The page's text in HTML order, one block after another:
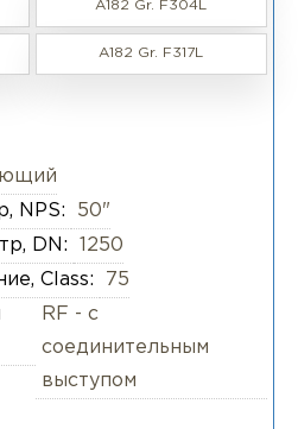
A182 Gr. F304L
A182 Gr. F317L
NPS:
50"
DN:
1250
Class:
75
RF - с
соединительным
выступом